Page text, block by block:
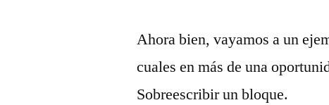
Ahora bien, vayamos a un
cuales en más de una
Sobreescribir un bloque.